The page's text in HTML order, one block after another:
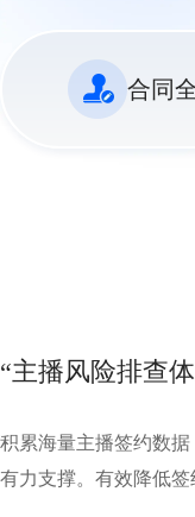
合同
根据海量纠纷数据的